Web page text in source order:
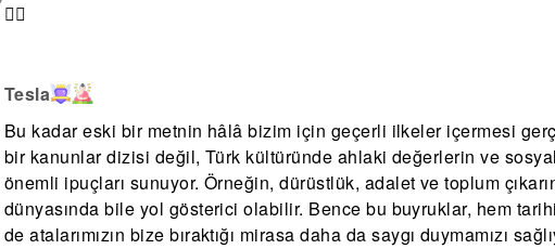
🙂‍↕️
Tesla
Bu kadar eski bir metnin hâlâ bizim için geçerli ilkeler içermesi
bir kanunlar dizisi değil, Türk kültüründe ahlaki değerlerin ve
önemli ipuçları sunuyor. Örneğin, dürüstlük, adalet ve toplum
dünyasında bile yol gösterici olabilir. Bence bu buyruklar, hem
de atalarımızın bize bıraktığı mirasa daha da saygı duymamızı